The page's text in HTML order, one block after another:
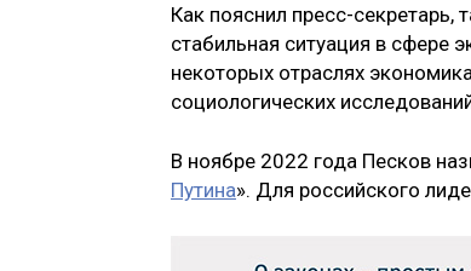
Как пояснил пресс-секретарь,
стабильная ситуация в сфере
некоторых отраслях
социологических
В ноябре 2022 года Песков
Путина». Для российского